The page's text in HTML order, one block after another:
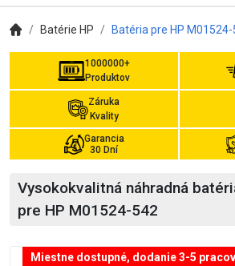
Batérie HP Batéria pre HP M01524-
1000000+
Produktov
Záruka
Kvality
Garancia
30 Dní
Vysokokvalitná náhradná
pre HP M01524-542
Miestne dostupné, dodanie 3-5